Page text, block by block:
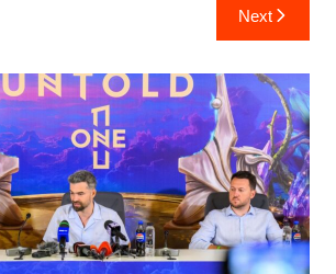
Next